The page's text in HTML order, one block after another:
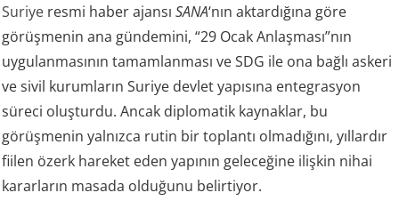
Suriye resmi haber ajansıSANA‘nın aktardığına göre
görüşmenin ana gündemini, “29 Ocak Anlaşması”nın
uygulanmasının tamamlanması ve SDG ile ona bağlı askeri
ve sivil kurumların Suriye devlet yapısına entegrasyon
süreci oluşturdu. Ancak diplomatik kaynaklar, bu
görüşmenin yalnızca rutin bir toplantı olmadığını, yıllardır
fiilen özerk hareket eden yapının geleceğine ilişkin nihai
kararların masada olduğunu belirtiyor.